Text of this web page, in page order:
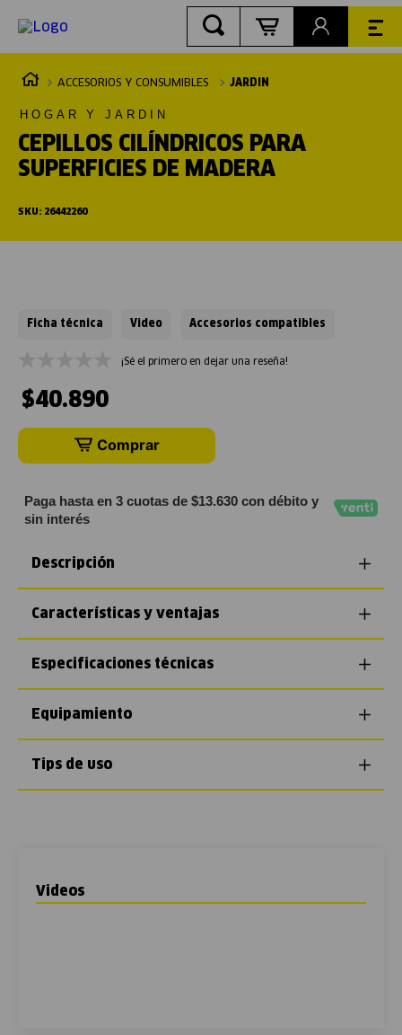
ACCESORIOS Y CONSUMIBLES JARDIN
HOGAR Y JARDIN
CEPILLOS CILÍNDRICOS PARA
SUPERFICIES DE MADERA
SKU: 26442260
Ficha técnica Video Accesorios compatibles
¡Sé el primero en dejar una reseña!
$40.890
Comprar
Paga hasta en 3 cuotas de $13.630 con débito y
sin interés
Descripción
Características y ventajas
Especificaciones técnicas
Equipamiento
Tips de uso
Videos